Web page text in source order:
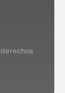
derechos